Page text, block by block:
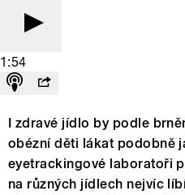
1:54
I zdravé jídlo by podle
obézní děti lákat podobně
eyetrackingové laboratoři
na různých jídlech nejvíc